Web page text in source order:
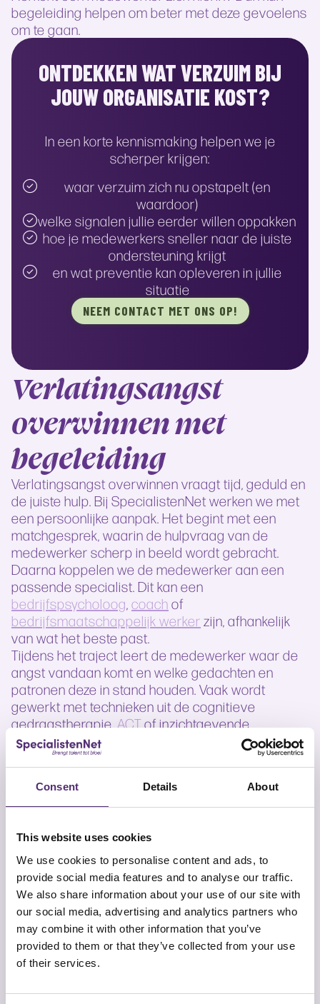
Consent Details About
This website uses cookies
We use cookies to personalise content and ads, to
provide social media features and to analyse our traffic.
We also share information about your use of our site with
our social media, advertising and analytics partners who
may combine it with other information that you’ve
provided to them or that they’ve collected from your use
of their services.
begeleiding helpen om beter met deze gevoelens
om te gaan.
ONTDEKKEN WAT VERZUIM BIJ
JOUW ORGANISATIE KOST?
In een korte kennismaking helpen we je
scherper krijgen:
waar verzuim zich nu opstapelt (en
waardoor)
welke signalen jullie eerder willen oppakken
hoe je medewerkers sneller naar de juiste
ondersteuning krijgt
en wat preventie kan opleveren in jullie
situatie
NEEM CONTACT MET ONS OP!
Verlatingsangst
overwinnen met
begeleiding
Verlatingsangst overwinnen vraagt tijd, geduld en
de juiste hulp. Bij SpecialistenNet werken we met
een persoonlijke aanpak. Het begint met een
matchgesprek, waarin de hulpvraag van de
medewerker scherp in beeld wordt gebracht.
Daarna koppelen we de medewerker aan een
passende specialist. Dit kan een
bedrijfspsycholoog coach of
bedrijfsmaatschappelijk werker zijn, afhankelijk
van wat het beste past.
Tijdens het traject leert de medewerker waar de
angst vandaan komt en welke gedachten en
patronen deze in stand houden. Vaak wordt
gewerkt met technieken uit de cognitieve
gedragstherapie, ACT of inzichtgevende
gesprekken. Het doel is om de medewerker meer
rust, vertrouwen en stabiliteit te geven, zowel op
Voor wie is deze
begeleiding geschikt?
Deze begeleiding is geschikt voor medewerkers
die last hebben van onzekerheid, angst voor
afwijzing of moeite met sociale relaties op het
werk. Denk aan iemand die slecht slaapt na een
gesprek met de leidinggevende, iemand die zich
snel onveilig voelt in een team, of iemand die zich
vastklampt aan collega’s uit angst om er niet bij te
klachten of dreigend verzuim is hulp zinvol.